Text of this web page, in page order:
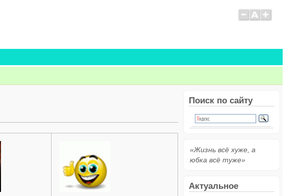
Поиск по сайту
«Жизнь всё хуже, а
юбка всё туже»
Актуальное